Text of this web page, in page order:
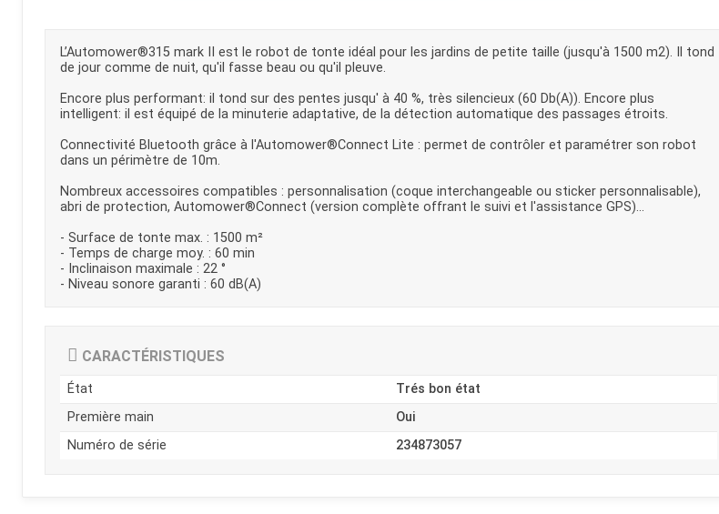
Remorque bagagere
Tronçonneuse
L’Automower®315 mark II est le robot de tonte idéal pour les jardins de petite taille (jusqu'à 1500 m2). Il tond
de jour comme de nuit, qu'il fasse beau ou qu'il pleuve.
Encore plus performant: il tond sur des pentes jusqu' à 40 %, très silencieux (60 Db(A)). Encore plus
intelligent: il est équipé de la minuterie adaptative, de la détection automatique des passages étroits.
Connectivité Bluetooth grâce à l'Automower®Connect Lite : permet de contrôler et paramétrer son robot
dans un périmètre de 10m.
Nombreux accessoires compatibles : personnalisation (coque interchangeable ou sticker personnalisable),
abri de protection, Automower®Connect (version complète offrant le suivi et l'assistance GPS)...
- Surface de tonte max. : 1500 m²
- Temps de charge moy. : 60 min
- Inclinaison maximale : 22 °
- Niveau sonore garanti : 60 dB(A)
CARACTÉRISTIQUES
État
Trés bon état
Première main
Oui
Numéro de série
234873057